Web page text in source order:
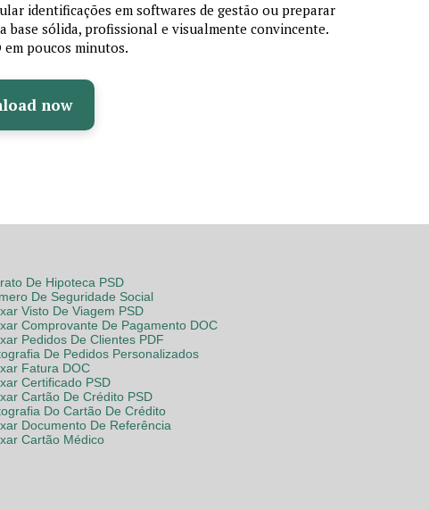
identificações em softwares de gestão ou preparar
base sólida, profissional e visualmente convincente.
em poucos minutos.
now
De Hipoteca PSD
De Seguridade Social
Visto De Viagem PSD
Comprovante De Pagamento DOC
Pedidos De Clientes PDF
De Pedidos Personalizados
Fatura DOC
Certificado PSD
Cartão De Crédito PSD
Do Cartão De Crédito
Documento De Referência
Cartão Médico